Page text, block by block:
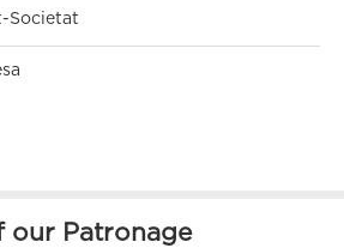
Societat
our Patronage